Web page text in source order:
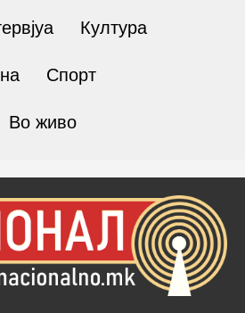
Култура
Спорт
Во живо